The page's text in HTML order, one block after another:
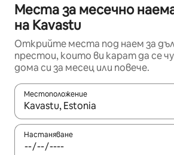
Места за месечно
на Kavastu
Открийте места под наем за
престои, които ви карат да се
дома си за месец или повече.
Местоположение
Когато резултатите се покажат,
Настаняване